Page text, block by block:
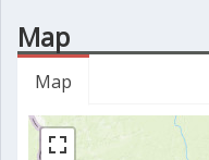
Map
Map